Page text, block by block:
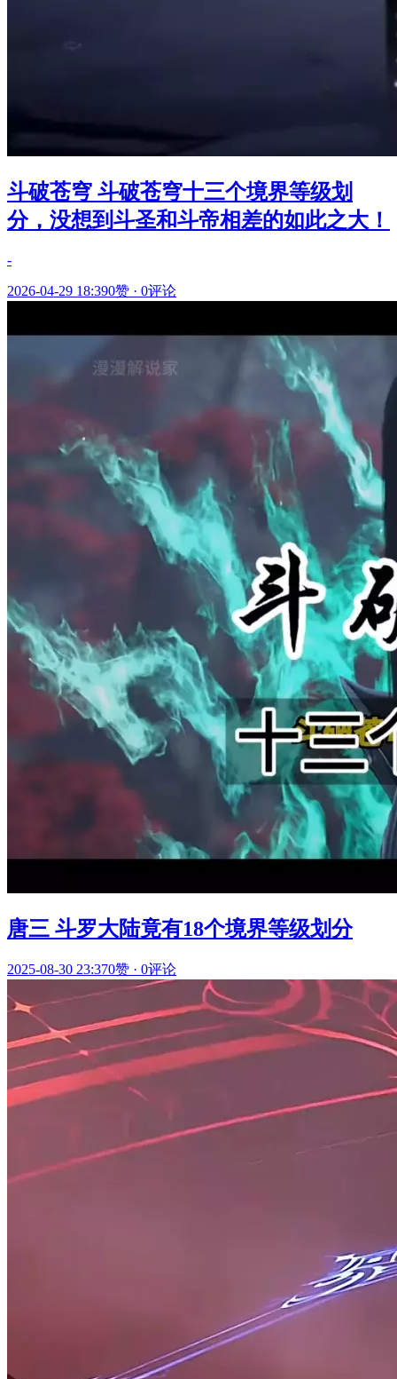
斗破苍穹 斗破苍穹十三个境界等级划
分，没想到斗圣和斗帝相差的如此之大！
-
2026-04-29 18:390赞 · 0评论
唐三 斗罗大陆竟有18个境界等级划分
2025-08-30 23:370赞 · 0评论